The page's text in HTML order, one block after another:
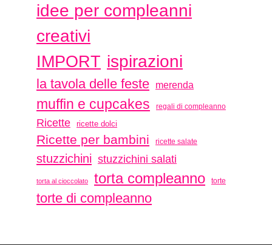
idee per compleanni
creativi
IMPORT ispirazioni
la tavola delle feste merenda
muffin e cupcakes regali di compleanno
Ricette ricette dolci
Ricette per bambini ricette salate
stuzzichini stuzzichini salati
torta al cioccolato torta compleanno torte
torte di compleanno